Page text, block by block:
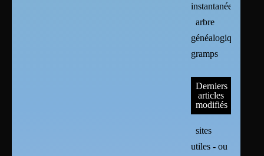
instantanées
arbre
généalogique :
gramps
Derniers
articles
modifiés
sites
utiles - ou